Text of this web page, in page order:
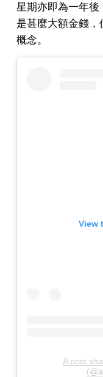
星期亦即為一年後
是甚麼大額金錢
概念。
View
A post